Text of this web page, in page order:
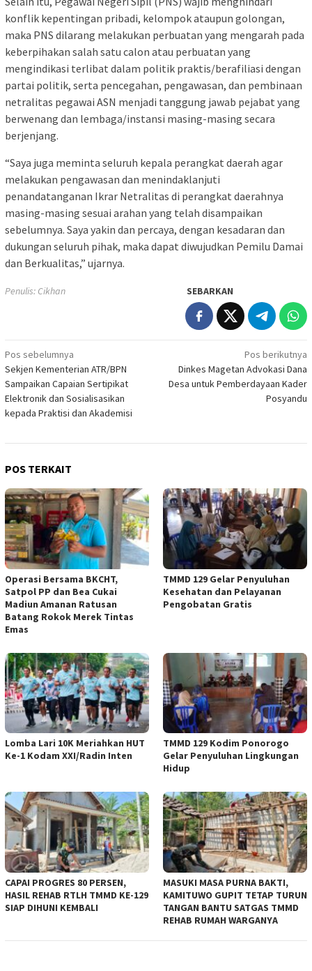
konflik kepentingan pribadi, kelompok ataupun golongan,
maka PNS dilarang melakukan perbuatan yang mengarah pada
keberpihakan salah satu calon atau perbuatan yang
mengindikasi terlibat dalam politik praktis/berafiliasi dengan
partai politik, serta pencegahan, pengawasan, dan pembinaan
netralitas pegawai ASN menjadi tanggung jawab pejabat yang
berwenang dan lembaga/instansi masing-masing secara
berjenjang.
“Saya juga meminta seluruh kepala perangkat daerah agar
melakukan pengawasan dan menindaklanjuti
penandatanganan Ikrar Netralitas di perangkat daerahnya
masing-masing sesuai arahan yang telah disampaikan
sebelumnya. Saya yakin dan percaya, dengan kesadaran dan
dukungan seluruh pihak, maka dapat diwujudkan Pemilu Damai
dan Berkualitas,” ujarnya.
Penulis: Cikhan SEBARKAN
Navigasi
pos
Pos sebelumnya
Sekjen Kementerian ATR/BPN
Sampaikan Capaian Sertipikat
Elektronik dan Sosialisasikan
kepada Praktisi dan Akademisi
Pos berikutnya
Dinkes Magetan Advokasi Dana
Desa untuk Pemberdayaan Kader
Posyandu
POS TERKAIT
Operasi Bersama BKCHT,
Satpol PP dan Bea Cukai
Madiun Amanan Ratusan
Batang Rokok Merek Tintas
Emas
TMMD 129 Gelar Penyuluhan
Kesehatan dan Pelayanan
Pengobatan Gratis
Lomba Lari 10K Meriahkan HUT
Ke-1 Kodam XXI/Radin Inten
TMMD 129 Kodim Ponorogo
Gelar Penyuluhan Lingkungan
Hidup
CAPAI PROGRES 80 PERSEN,
HASIL REHAB RTLH TMMD KE-129
SIAP DIHUNI KEMBALI
MASUKI MASA PURNA BAKTI,
KAMITUWO GUPIT TETAP TURUN
TANGAN BANTU SATGAS TMMD
REHAB RUMAH WARGANYA